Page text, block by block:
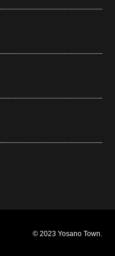
© 2023 Yosano Town.